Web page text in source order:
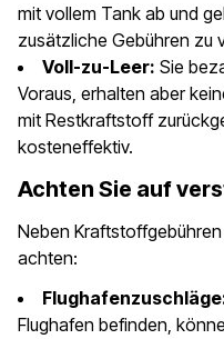
mit vollem Tank ab und
zusätzliche Gebühren zu
Voll-zu-Leer: Sie
Voraus, erhalten aber
mit Restkraftstoff
kosteneffektiv.
Achten Sie auf
Neben
achten:
Flughafen befinden,